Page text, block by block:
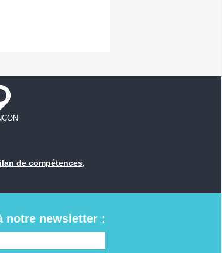
de compétences,
notre newsletter :